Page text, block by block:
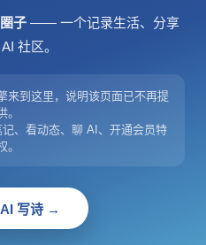
子—— 一个记录生活、分享
社区。
来到这里，说明该页面已不再提
。
、看动态、聊 AI、开通会员特
。
写诗 →